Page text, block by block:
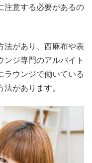
注意する必要があるの
法があり、西麻布や表
ンジ専門のアルバイト
ラウンジで働いている
があります。